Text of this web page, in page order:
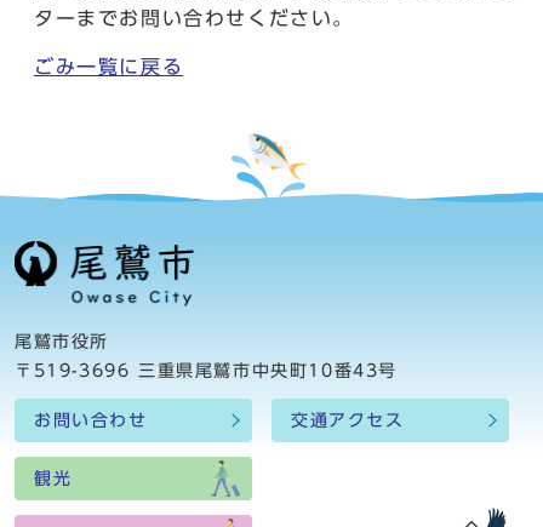
ターまでお問い合わせください。
ごみ一覧に戻る
尾鷲市役所
〒519-3696 三重県尾鷲市中央町10番43号
お問い合わせ 交通アクセス
観光